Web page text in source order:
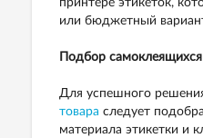
принтере этикеток,
или бюджетный
Подбор
Для успешного
товара следует
материала этикетки и